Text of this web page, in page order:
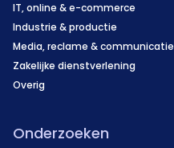
IT, online & e-commerce
Industrie & productie
Media, reclame & communicatie
Zakelijke dienstverlening
Overig
Onderzoeken